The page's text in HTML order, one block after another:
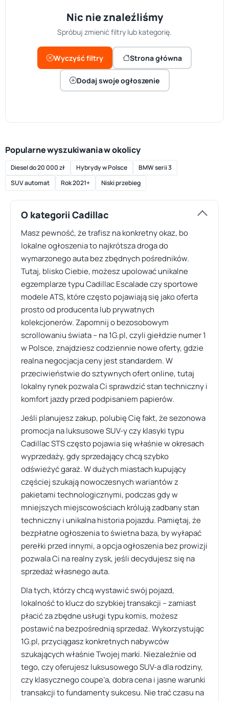
Nic nie znaleźliśmy
Spróbuj zmienić filtry lub kategorię.
Wyczyść filtry Strona główna
Dodaj swoje ogłoszenie
Popularne wyszukiwania w okolicy
Diesel do 20 000 zł Hybrydy w Polsce
BMW serii 3
SUV automat
Rok 2021+ Niski przebieg
O kategorii Cadillac
Masz pewność, że trafisz na konkretny okaz, bo
lokalne ogłoszenia to najkrótsza droga do
wymarzonego auta bez zbędnych pośredników.
Tutaj, blisko Ciebie, możesz upolować unikalne
egzemplarze typu Cadillac Escalade czy sportowe
modele ATS, które często pojawiają się jako oferta
prosto od producenta lub prywatnych
kolekcjonerów. Zapomnij o bezosobowym
scrollowaniu świata – na 1G.pl, czyli giełdzie numer 1
w Polsce, znajdziesz codziennie nowe oferty, gdzie
realna negocjacja ceny jest standardem. W
przeciwieństwie do sztywnych ofert online, tutaj
lokalny rynek pozwala Ci sprawdzić stan techniczny i
komfort jazdy przed podpisaniem papierów.
Jeśli planujesz zakup, polubię Cię fakt, że sezonowa
promocja na luksusowe SUV-y czy klasyki typu
Cadillac STS często pojawia się właśnie w okresach
wyprzedaży, gdy sprzedający chcą szybko
odświeżyć garaż. W dużych miastach kupujący
częściej szukają nowoczesnych wariantów z
pakietami technologicznymi, podczas gdy w
mniejszych miejscowościach królują zadbany stan
techniczny i unikalna historia pojazdu. Pamiętaj, że
bezpłatne ogłoszenia to świetna baza, by wyłapać
perełki przed innymi, a opcja ogłoszenia bez prowizji
pozwala Ci na realny zysk, jeśli decydujesz się na
sprzedaż własnego auta.
Dla tych, którzy chcą wystawić swój pojazd,
lokalność to klucz do szybkiej transakcji – zamiast
płacić za zbędne usługi typu komis, możesz
postawić na bezpośrednią sprzedaż. Wykorzystując
1G.pl, przyciągasz konkretnych nabywców
szukających właśnie Twojej marki. Niezależnie od
tego, czy oferujesz luksusowego SUV-a dla rodziny,
czy klasycznego coupe’a, dobra cena i jasne warunki
transakcji to fundamenty sukcesu. Nie trać czasu na